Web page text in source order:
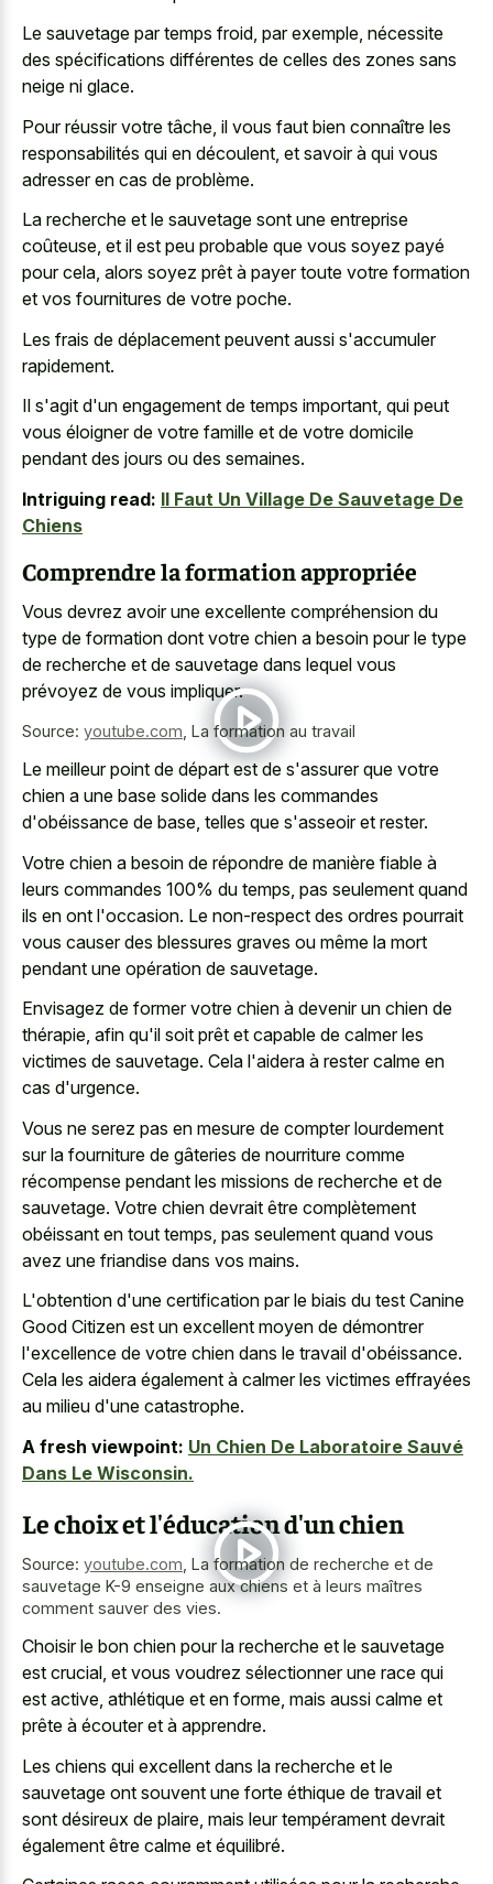
Le sauvetage par temps froid, par exemple, nécessite
des spécifications différentes de celles des zones sans
neige ni glace.
Pour réussir votre tâche, il vous faut bien connaître les
responsabilités qui en découlent, et savoir à qui vous
adresser en cas de problème.
La recherche et le sauvetage sont une entreprise
coûteuse, et il est peu probable que vous soyez payé
pour cela, alors soyez prêt à payer toute votre formation
et vos fournitures de votre poche.
Les frais de déplacement peuvent aussi s'accumuler
rapidement.
Il s'agit d'un engagement de temps important, qui peut
vous éloigner de votre famille et de votre domicile
pendant des jours ou des semaines.
Intriguing read: Il Faut Un Village De Sauvetage De
Chiens
Comprendre la formation appropriée
Vous devrez avoir une excellente compréhension du
type de formation dont votre chien a besoin pour le type
de recherche et de sauvetage dans lequel vous
prévoyez de vous impliquer.
Source: youtube.com La formation au travail
Le meilleur point de départ est de s'assurer que votre
chien a une base solide dans les commandes
d'obéissance de base, telles que s'asseoir et rester.
Votre chien a besoin de répondre de manière fiable à
leurs commandes 100% du temps, pas seulement quand
ils en ont l'occasion. Le non-respect des ordres pourrait
vous causer des blessures graves ou même la mort
pendant une opération de sauvetage.
Envisagez de former votre chien à devenir un chien de
thérapie, afin qu'il soit prêt et capable de calmer les
victimes de sauvetage. Cela l'aidera à rester calme en
cas d'urgence.
Vous ne serez pas en mesure de compter lourdement
sur la fourniture de gâteries de nourriture comme
récompense pendant les missions de recherche et de
sauvetage. Votre chien devrait être complètement
obéissant en tout temps, pas seulement quand vous
avez une friandise dans vos mains.
L'obtention d'une certification par le biais du test Canine
Good Citizen est un excellent moyen de démontrer
l'excellence de votre chien dans le travail d'obéissance.
Cela les aidera également à calmer les victimes effrayées
au milieu d'une catastrophe.
A fresh viewpoint: Un Chien De Laboratoire Sauvé
Dans Le Wisconsin.
Le choix et l'éducation d'un chien
Source: youtube.com La formation de recherche et de
sauvetage K-9 enseigne aux chiens et à leurs maîtres
comment sauver des vies.
Choisir le bon chien pour la recherche et le sauvetage
est crucial, et vous voudrez sélectionner une race qui
est active, athlétique et en forme, mais aussi calme et
prête à écouter et à apprendre.
Les chiens qui excellent dans la recherche et le
sauvetage ont souvent une forte éthique de travail et
sont désireux de plaire, mais leur tempérament devrait
également être calme et équilibré.